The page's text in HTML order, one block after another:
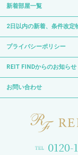
新着部屋一覧
2日以内の新着、条件改定
プライバシーポリシー
REIT FINDからのお知らせ
お問い合わせ
0120-